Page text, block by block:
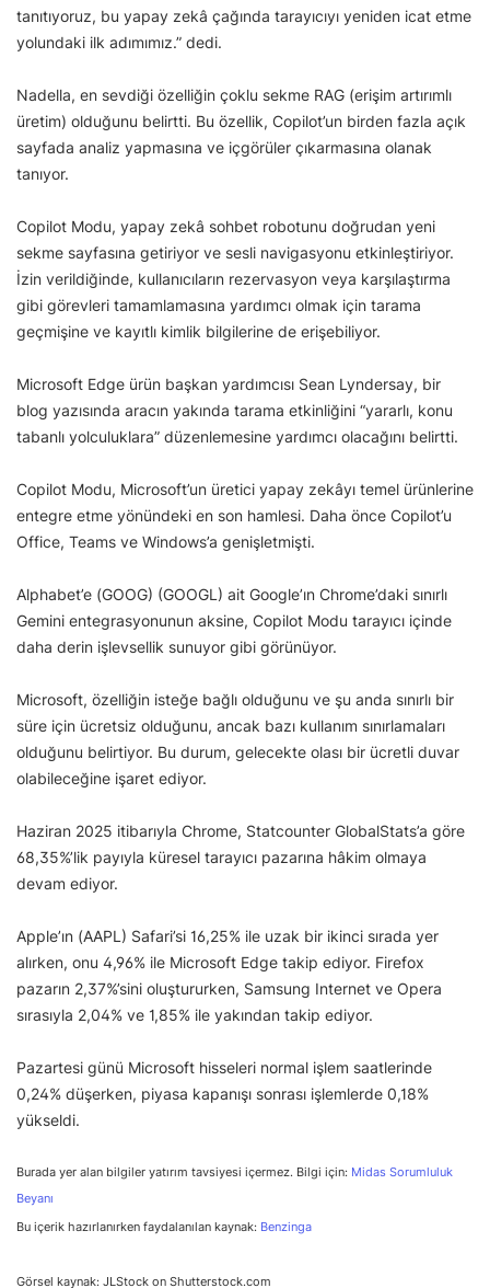
tanıtıyoruz, bu yapay zekâ çağında tarayıcıyı yeniden icat etme
yolundaki ilk adımımız.” dedi.
Nadella, en sevdiği özelliğin çoklu sekme RAG (erişim artırımlı
üretim) olduğunu belirtti. Bu özellik, Copilot’un birden fazla açık
sayfada analiz yapmasına ve içgörüler çıkarmasına olanak
tanıyor.
Copilot Modu, yapay zekâ sohbet robotunu doğrudan yeni
sekme sayfasına getiriyor ve sesli navigasyonu etkinleştiriyor.
İzin verildiğinde, kullanıcıların rezervasyon veya karşılaştırma
gibi görevleri tamamlamasına yardımcı olmak için tarama
geçmişine ve kayıtlı kimlik bilgilerine de erişebiliyor.
Microsoft Edge ürün başkan yardımcısı Sean Lyndersay, bir
blog yazısında aracın yakında tarama etkinliğini “yararlı, konu
tabanlı yolculuklara” düzenlemesine yardımcı olacağını belirtti.
Copilot Modu, Microsoft’un üretici yapay zekâyı temel ürünlerine
entegre etme yönündeki en son hamlesi. Daha önce Copilot’u
Office, Teams ve Windows’a genişletmişti.
Alphabet’e (GOOG) (GOOGL) ait Google’ın Chrome’daki sınırlı
Gemini entegrasyonunun aksine, Copilot Modu tarayıcı içinde
daha derin işlevsellik sunuyor gibi görünüyor.
Microsoft, özelliğin isteğe bağlı olduğunu ve şu anda sınırlı bir
süre için ücretsiz olduğunu, ancak bazı kullanım sınırlamaları
olduğunu belirtiyor. Bu durum, gelecekte olası bir ücretli duvar
olabileceğine işaret ediyor.
Haziran 2025 itibarıyla Chrome, Statcounter GlobalStats’a göre
68,35%’lik payıyla küresel tarayıcı pazarına hâkim olmaya
devam ediyor.
Apple’ın (AAPL) Safari’si 16,25% ile uzak bir ikinci sırada yer
alırken, onu 4,96% ile Microsoft Edge takip ediyor. Firefox
pazarın 2,37%’sini oluştururken, Samsung Internet ve Opera
sırasıyla 2,04% ve 1,85% ile yakından takip ediyor.
Pazartesi günü Microsoft hisseleri normal işlem saatlerinde
0,24% düşerken, piyasa kapanışı sonrası işlemlerde 0,18%
yükseldi.
Burada yer alan bilgiler yatırım tavsiyesi içermez. Bilgi için: Midas Sorumluluk
Beyanı
Bu içerik hazırlanırken faydalanılan kaynak: Benzinga
Görsel kaynak: JLStock on Shutterstock.com